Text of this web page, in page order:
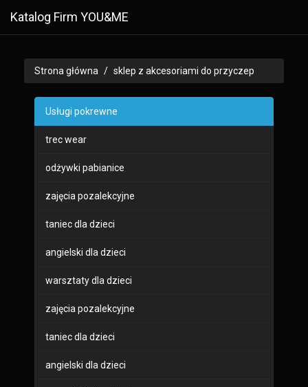
Katalog Firm YOU&ME
Strona główna sklep z akcesoriami do przyczep
Usługi pokrewne
trec wear
odżywki pabianice
zajęcia pozalekcyjne
taniec dla dzieci
angielski dla dzieci
warsztaty dla dzieci
zajęcia pozalekcyjne
taniec dla dzieci
angielski dla dzieci